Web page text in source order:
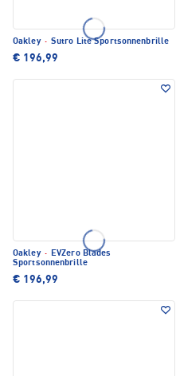
Oakley · Sutro Lite Sportsonnenbrille
€ 196,99
Oakley · EVZero Blades
Sportsonnenbrille
€ 196,99